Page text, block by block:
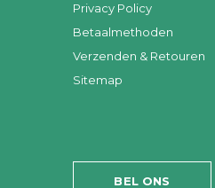
Privacy Policy
Betaalmethoden
Verzenden & Retouren
Sitemap
BEL ONS